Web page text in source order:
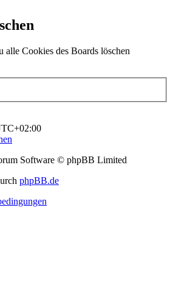
alle Cookies des Boards löschen
Software © phpBB Limited
phpBB.de